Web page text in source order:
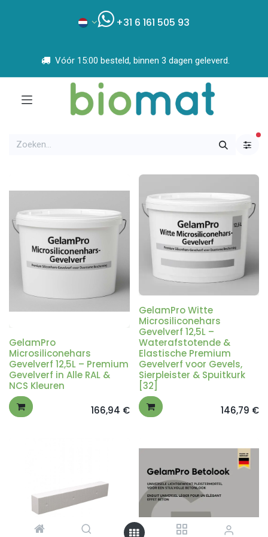
+31 6 161 505 93
Vóór 15:00 besteld, binnen 3 dagen geleverd.
GelamPro
Microsiliconehars
Gevelverf 12,5L – Premium
Gevelverf in Alle RAL &
NCS Kleuren
166,94 €
GelamPro Witte
Microsiliconehars
Gevelverf 12,5L –
Waterafstotende &
Elastische Premium
Gevelverf voor Gevels,
Sierpleister & Spuitkurk
[32]
146,79 €